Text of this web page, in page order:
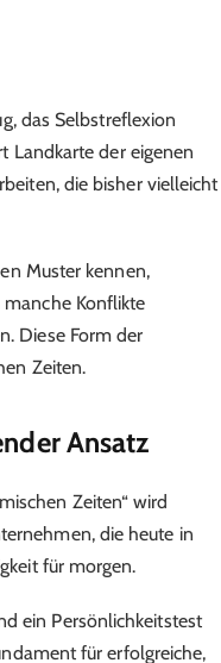
das Selbstreflexion
Landkarte der eigenen
die bisher vielleicht
Muster kennen,
Konflikte
Diese Form der
Zeiten.
Ansatz
Zeiten“ wird
die heute in
für morgen.
ein Persönlichkeitstest
für erfolgreiche,